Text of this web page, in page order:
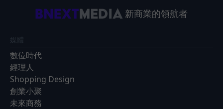
新商業的領航者
媒體
數位時代
經理人
Shopping Design
創業小聚
未來商務